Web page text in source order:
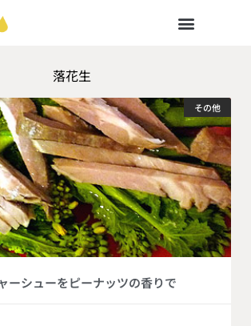
落花生
その他
ーシューをピーナッツの香りで